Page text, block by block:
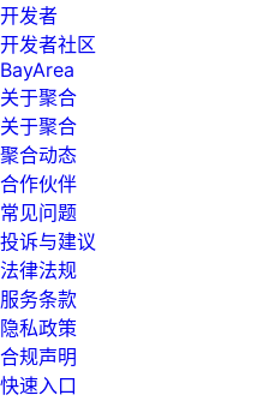
开发者
开发者社区
BayArea
关于聚合
关于聚合
聚合动态
合作伙伴
常见问题
投诉与建议
法律法规
服务条款
隐私政策
合规声明
快速入口